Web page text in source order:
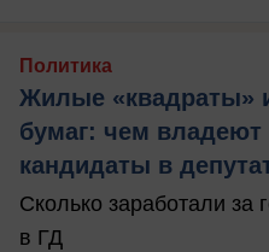
Политика
Жилые «квадраты»
бумаг: чем владеют
кандидаты в
Сколько заработали за
в ГД